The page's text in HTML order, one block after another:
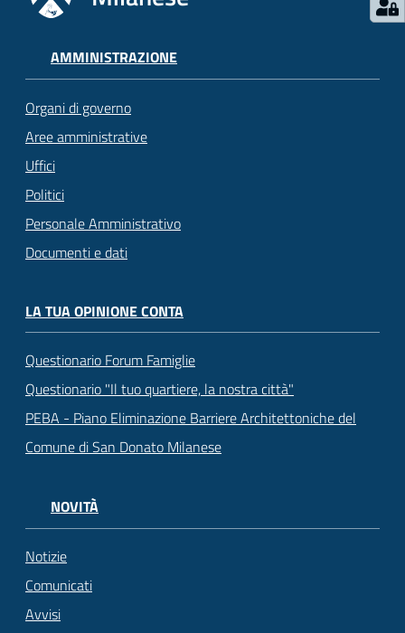
AMMINISTRAZIONE
Organi di governo
Aree amministrative
Uffici
Politici
Personale Amministrativo
Documenti e dati
LA TUA OPINIONE CONTA
Questionario Forum Famiglie
Questionario "Il tuo quartiere, la nostra città"
PEBA - Piano Eliminazione Barriere Architettoniche del
Comune di San Donato Milanese
NOVITÀ
Notizie
Comunicati
Avvisi